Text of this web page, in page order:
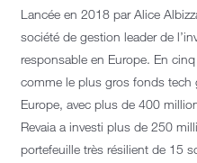
Lancée en 2018 par Alice
société de gestion leader de
responsable en Europe. En
comme le plus gros fonds tech
Europe, avec plus de 400
Revaia a investi plus de 250
portefeuille très résilient de 15